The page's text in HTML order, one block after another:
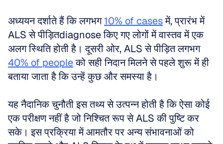
अध्ययन दर्शाते हैं कि लगभग 10% of cases में, प्रारंभ में
ALS से पीड़ितdiagnose किए गए लोगों में वास्तव में एक
अलग स्थिति होती है। दूसरी ओर, ALS से पीड़ित लगभग
40% of people को सही निदान मिलने से पहले शुरू में ही
बताया जाता है कि उन्हें कुछ और समस्या है।
यह नैदानिक चुनौती इस तथ्य से उत्पन्न होती है कि ऐसा कोई
एक परीक्षण नहीं है जो निश्चित रूप से ALS की पुष्टि कर
सके। इस प्रक्रिया में आमतौर पर अन्य संभावनाओं को